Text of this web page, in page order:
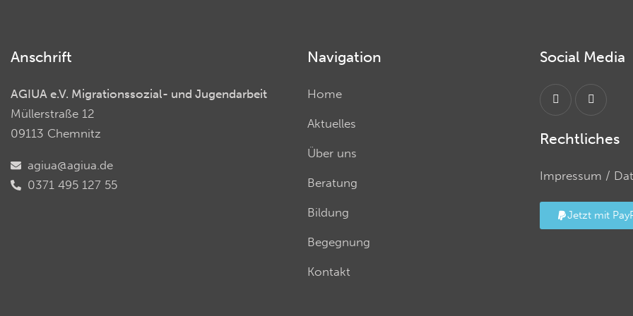
Anschrift
AGIUA e.V. Migrationssozial- und Jugendarbeit
Müllerstraße 12
09113 Chemnitz
agiua@agiua.de
0371 495 127 55
Navigation
Home
Aktuelles
Über uns
Beratung
Bildung
Begegnung
Kontakt
Social Media
Rechtliches
Impressum /
Jetzt mit